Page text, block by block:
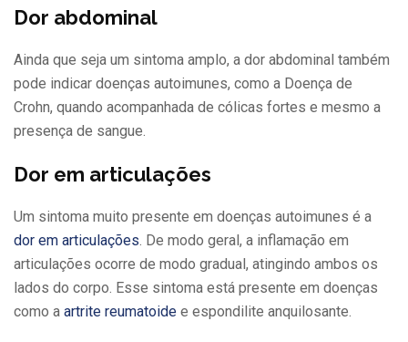
Dor abdominal
Ainda que seja um sintoma amplo, a dor abdominal também
pode indicar doenças autoimunes, como a Doença de
Crohn, quando acompanhada de cólicas fortes e mesmo a
presença de sangue.
Dor em articulações
Um sintoma muito presente em doenças autoimunes é a
dor em articulações. De modo geral, a inflamação em
articulações ocorre de modo gradual, atingindo ambos os
lados do corpo. Esse sintoma está presente em doenças
como a artrite reumatoide e espondilite anquilosante.